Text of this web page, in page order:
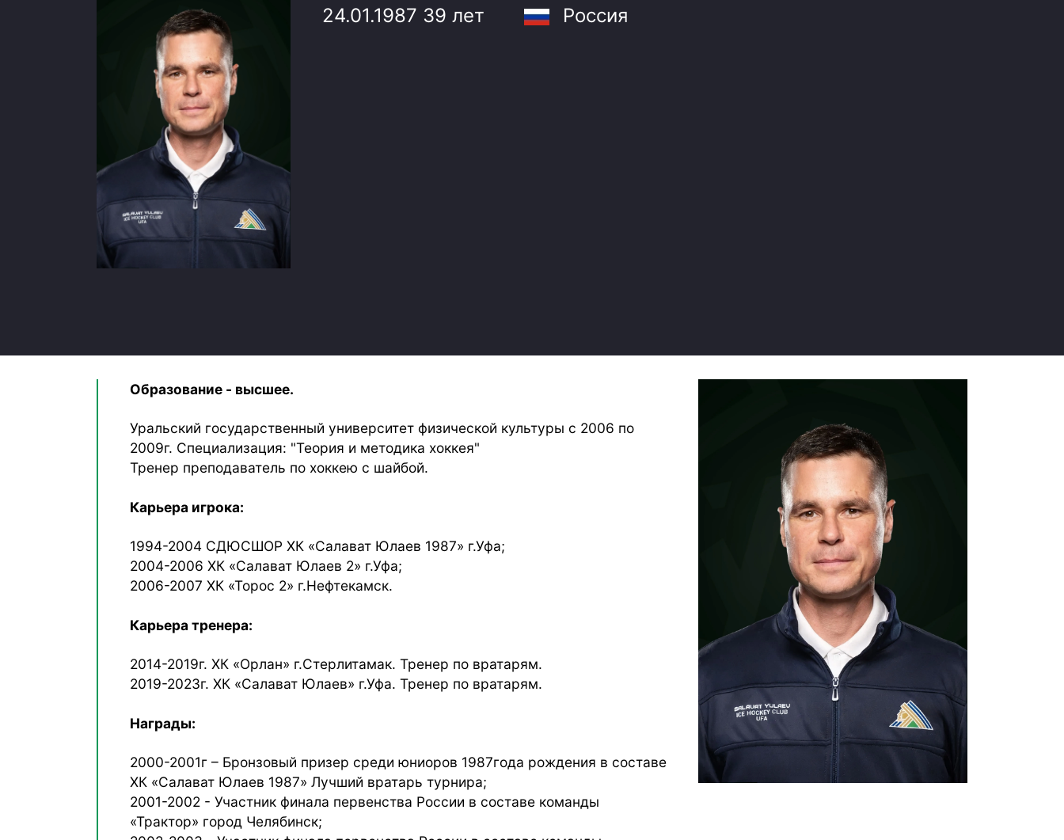
Северсталь
ЦСКА
Шанхайские Драконы
Амур
24.01.1987 39 лет Россия
Образование - высшее.
Уральский государственный университет физической культуры с 2006 по
2009г. Специализация: "Теория и методика хоккея"
Тренер преподаватель по хоккею с шайбой.
Карьера игрока:
1994-2004 СДЮСШОР ХК «Салават Юлаев 1987» г.Уфа;
2004-2006 ХК «Салават Юлаев 2» г.Уфа;
2006-2007 ХК «Торос 2» г.Нефтекамск.
Карьера тренера:
2014-2019г. ХК «Орлан» г.Стерлитамак. Тренер по вратарям.
2019-2023г. ХК «Салават Юлаев» г.Уфа. Тренер по вратарям.
Награды:
2000-2001г – Бронзовый призер среди юниоров 1987года рождения в составе
ХК «Салават Юлаев 1987» Лучший вратарь турнира;
2001-2002 - Участник финала первенства России в составе команды
«Трактор» город Челябинск;